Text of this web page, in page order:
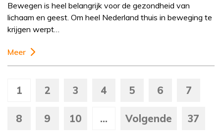
Bewegen is heel belangrijk voor de gezondheid van
lichaam en geest. Om heel Nederland thuis in beweging te
krijgen werpt…
Meer
1 2 3 4 5 6 7
8 9 10 ... Volgende 37